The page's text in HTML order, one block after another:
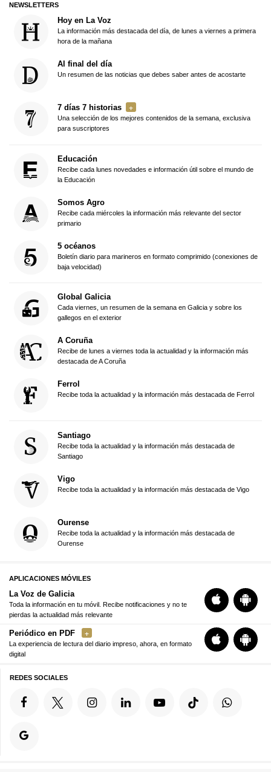
NEWSLETTERS
Hoy en La Voz
La información más destacada del día, de lunes a viernes a primera
hora de la mañana
Al final del día
Un resumen de las noticias que debes saber antes de acostarte
7 días 7 historias
Una selección de los mejores contenidos de la semana, exclusiva
para suscriptores
Educación
Recibe cada lunes novedades e información útil sobre el mundo de
la Educación
Somos Agro
Recibe cada miércoles la información más relevante del sector
primario
5 océanos
Boletín diario para marineros en formato comprimido (conexiones de
baja velocidad)
Global Galicia
Cada viernes, un resumen de la semana en Galicia y sobre los
gallegos en el exterior
A Coruña
Recibe de lunes a viernes toda la actualidad y la información más
destacada de A Coruña
Ferrol
Recibe toda la actualidad y la información más destacada de Ferrol
Santiago
Recibe toda la actualidad y la información más destacada de
Santiago
Vigo
Recibe toda la actualidad y la información más destacada de Vigo
Ourense
Recibe toda la actualidad y la información más destacada de
Ourense
APLICACIONES MÓVILES
La Voz de Galicia
Toda la información en tu móvil. Recibe notificaciones y no te
pierdas la actualidad más relevante
Periódico en PDF
La experiencia de lectura del diario impreso, ahora, en formato
digital
REDES SOCIALES